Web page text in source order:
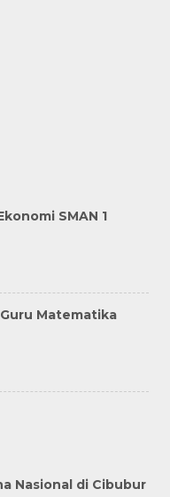
SMAN 1
Matematika
Nasional di Cibubur